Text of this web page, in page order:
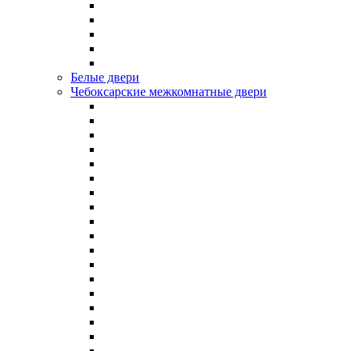
Белые двери
Чебоксарские межкомнатные двери